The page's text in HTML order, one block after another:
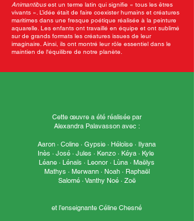
Animantibusest un terme latin qui signifie « tous les êtres
vivants ». L’idée était de faire coexister humains et créatures
maritimes dans une fresque poétique réalisée à la peinture
aquarelle. Les enfants ont travaillé en équipe et ont sublimé
sur de grands formats les créatures issues de leur
imaginaire. Ainsi, ils ont montré leur rôle essentiel dans le
maintien de l'équilibre de notre planète.
Cette œuvre a été réalisée par
Alexandra Palavasson avec :
Aaron · Coline · Gypsie · Héloïse · Ilyana
Inès · José · Jules · Kenzo · Kéya · Kyle
Léane · Lénaïs · Leonor · Lùna · Maëlys
Mathys · Merwann · Noah · Raphaël
Salomé · Vanthy Noé · Zoë
et l’enseignante Céline Chesné